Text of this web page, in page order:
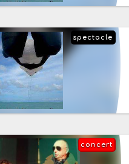
spectacle
concert